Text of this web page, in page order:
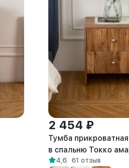
2 454 ₽
Тумба
в спальню Токко
4,6 61 отзыв